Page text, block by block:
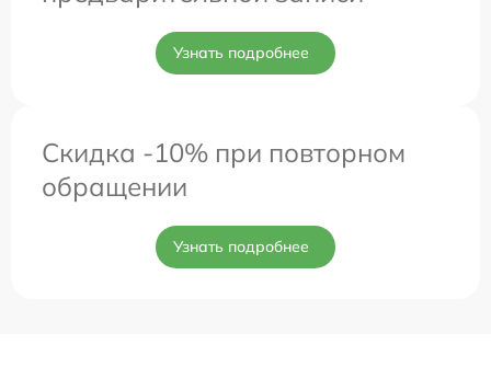
Узнать подробнее
Скидка -10% при повторном
обращении
Узнать подробнее